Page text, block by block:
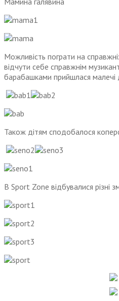
Можливість пограти на
відчути себе справжнім
барабашками прийшлася малечі
Також дітям сподобалося
В Sport Zone відбувалися різні